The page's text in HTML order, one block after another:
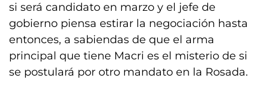
si será candidato en marzo y el jefe de
gobierno piensa estirar la negociación hasta
entonces, a sabiendas de que el arma
principal que tiene Macri es el misterio de si
se postulará por otro mandato en la Rosada.